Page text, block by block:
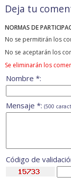
Deja tu
NORMAS DE
No se permitirán los
No se aceptarán los
Se eliminarán los
Nombre *:
Mensaje *: (500
Código de